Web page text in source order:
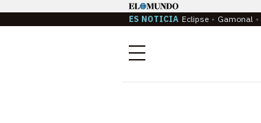
ES NOTICIA Eclipse Gamonal
Menú